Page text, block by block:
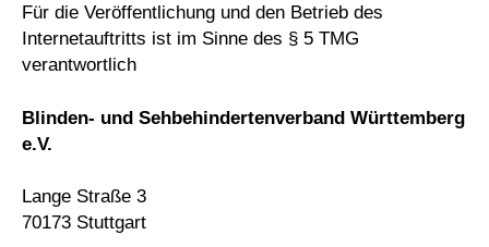
Für die Veröffentlichung und den Betrieb des
Internetauftritts ist im Sinne des § 5 TMG
verantwortlich
Blinden- und Sehbehindertenverband Württemberg
e.V.
Lange Straße 3
70173 Stuttgart